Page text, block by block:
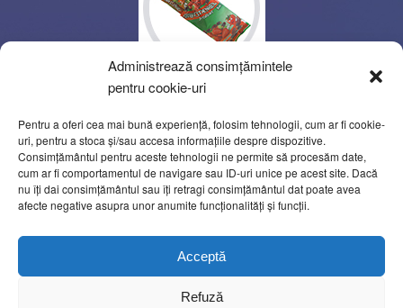
Administrează consimțămintele
pentru cookie-uri
Pentru a oferi cea mai bună experiență, folosim tehnologii, cum ar fi cookie-
uri, pentru a stoca și/sau accesa informațiile despre dispozitive.
Consimțământul pentru aceste tehnologii ne permite să procesăm date,
cum ar fi comportamentul de navigare sau ID-uri unice pe acest site. Dacă
nu îți dai consimțământul sau îți retragi consimțământul dat poate avea
afecte negative asupra unor anumite funcționalități și funcții.
Acceptă
Refuză